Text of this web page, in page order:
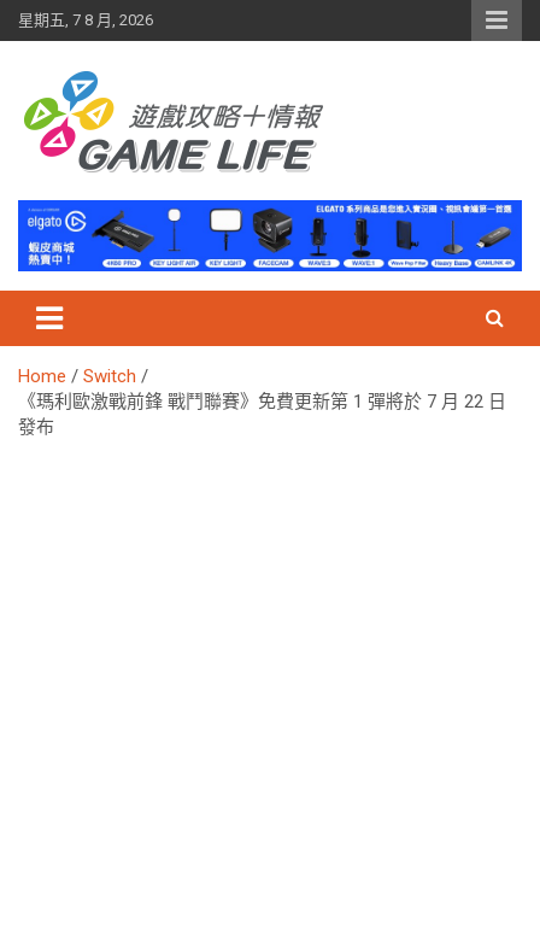
Skip
to
星期五, 7 8 月, 2026
Home
Switch
《瑪利歐激戰前鋒 戰鬥聯賽》免費更新第 1 彈將於 7 月 22 日
發布